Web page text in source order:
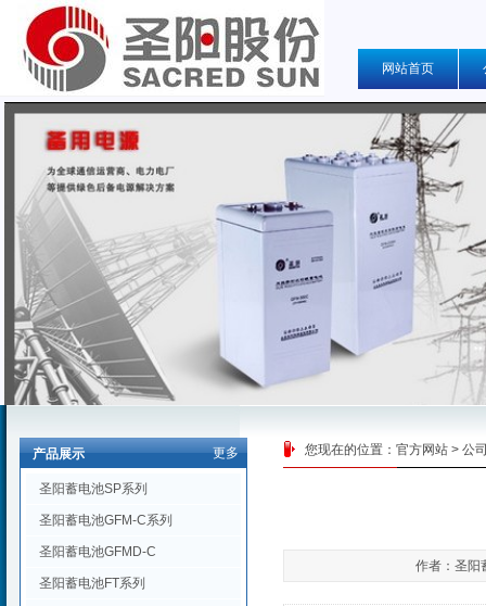
网站首页
产品展示 更多
圣阳蓄电池SP系列
圣阳蓄电池GFM-C系列
圣阳蓄电池GFMD-C
圣阳蓄电池FT系列
您现在的位置： 官方网站 > 公
作者：圣